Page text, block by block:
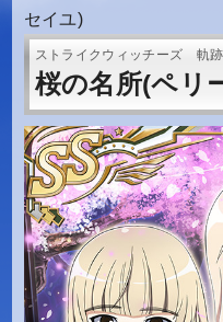
セイユ)
ストライクウィッチーズ 軌
桜の名所(ペリ